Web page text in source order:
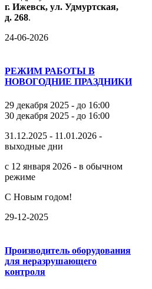
г. Ижевск, ул. Удмуртская,
д. 268.
24-06-2026
РЕЖИМ РАБОТЫ В
НОВОГОДНИЕ ПРАЗДНИКИ
29 декабря 2025 - до 16:00
30 декабря 2025 - до 16:00
31.12.2025 - 11.01.2026 -
выходные дни
с 12 января 2026 - в обычном
режиме
С Новым годом!
29-12-2025
Производитель оборудования
для неразрушающего
контроля